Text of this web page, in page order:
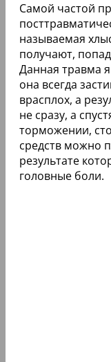
Самой частой
называемая
получают,
Данная травма
она всегда
врасплох, а
не сразу, а
торможении,
средств можно
результате
головные боли.